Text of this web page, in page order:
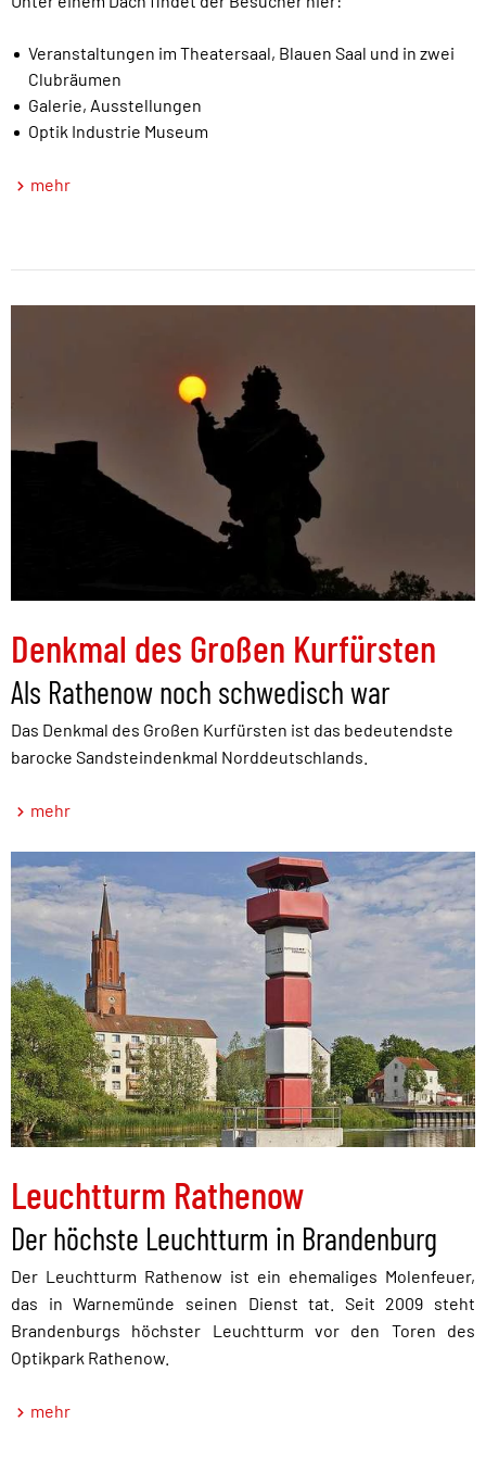
Veranstaltungen im Theatersaal, Blauen Saal und in zwei
Clubräumen
Galerie, Ausstellungen
Optik Industrie Museum
mehr
Denkmal des Großen Kurfürsten
Als Rathenow noch schwedisch war
Das Denkmal des Großen Kurfürsten ist das bedeutendste
barocke Sandsteindenkmal Norddeutschlands.
mehr
Leuchtturm Rathenow
Der höchste Leuchtturm in Brandenburg
Der Leuchtturm Rathenow ist ein ehemaliges Molenfeuer,
das in Warnemünde seinen Dienst tat. Seit 2009 steht
Brandenburgs höchster Leuchtturm vor den Toren des
Optikpark Rathenow.
mehr